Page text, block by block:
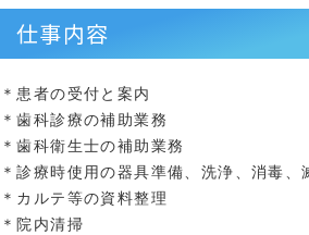
仕事内容
＊患者の受付と案内
＊歯科診療の補助業務
＊歯科衛生士の補助業務
＊診療時使用の器具準備、洗浄、消毒、
＊カルテ等の資料整理
＊院内清掃